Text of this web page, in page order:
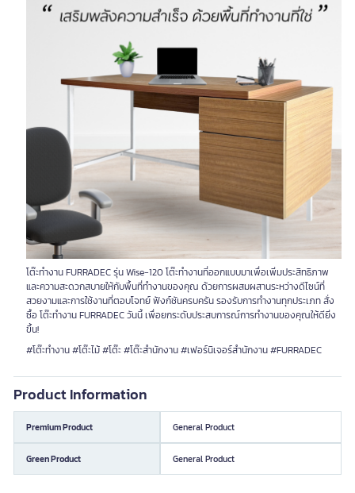
โต๊ะทำงาน FURRADEC รุ่น Wise-120 โต๊ะทำงานที่ออกแบบมาเพื่อเพิ่มประสิทธิภาพ
และความสะดวกสบายให้กับพื้นที่ทำงานของคุณ ด้วยการผสมผสานระหว่างดีไซน์ที่
สวยงามและการใช้งานที่ตอบโจทย์ ฟังก์ชันครบครัน รองรับการทำงานทุกประเภท สั่ง
ซื้อ โต๊ะทำงาน FURRADEC วันนี้ เพื่อยกระดับประสบการณ์การทำงานของคุณให้ดียิ่ง
ขึ้น!
#โต๊ะทำงาน #โต๊ะไม้ #โต๊ะ #โต๊ะสำนักงาน #เฟอร์นิเจอร์สำนักงาน #FURRADEC
Product Information
Premium Product General Product
Green Product General Product